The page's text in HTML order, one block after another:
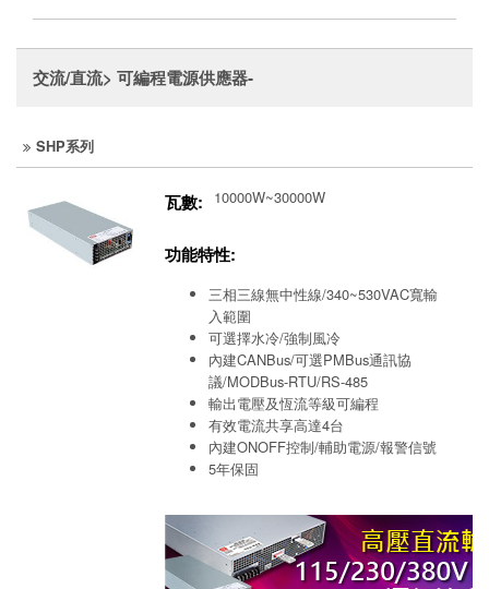
交流/直流> 可編程電源供應器-
SHP系列
瓦數: 10000W~30000W
功能特性:
三相三線無中性線/340~530VAC寬輸
入範圍
可選擇水冷/強制風冷
內建CANBus/可選PMBus通訊協
議/MODBus-RTU/RS-485
輸出電壓及恆流等級可編程
有效電流共享高達4台
內建ONOFF控制/輔助電源/報警信號
5年保固